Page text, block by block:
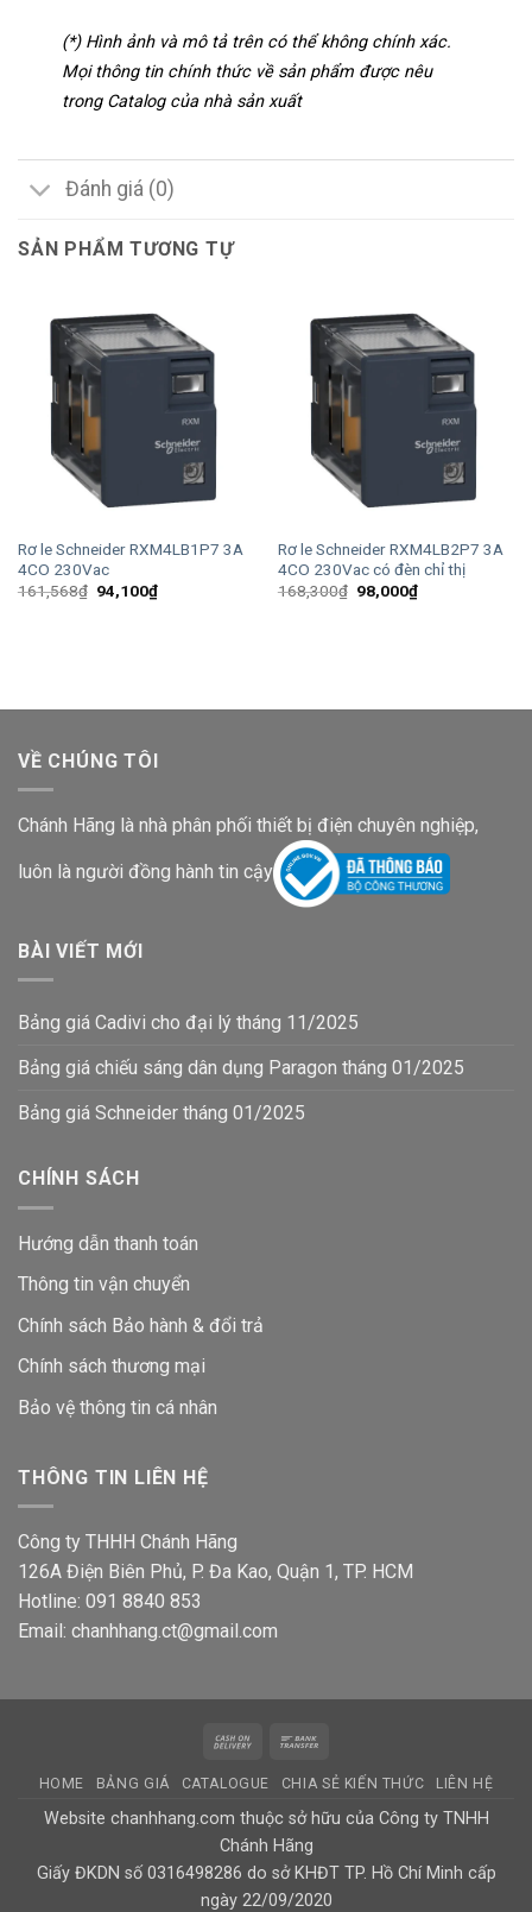
(*) Hình ảnh và mô tả trên có thể không chính xác.
Mọi thông tin chính thức về sản phẩm được nêu
trong Catalog của nhà sản xuất
Đánh giá (0)
SẢN PHẨM TƯƠNG TỰ
Rơ le Schneider RXM4LB1P7 3A
4CO 230Vac
161,568₫ Giá
gốc
94,100₫Giá
hiện
Rơ le Schneider RXM4LB2P7 3A
4CO 230Vac có đèn chỉ thị
168,300₫ Giá
gốc
98,000₫Giá
hiện
VỀ CHÚNG TÔI
Chánh Hãng là nhà phân phối thiết bị điện chuyên nghiệp,
luôn là người đồng hành tin cậy
BÀI VIẾT MỚI
Bảng giá Cadivi cho đại lý tháng 11/2025
Bảng giá chiếu sáng dân dụng Paragon tháng 01/2025
Bảng giá Schneider tháng 01/2025
CHÍNH SÁCH
Hướng dẫn thanh toán
Thông tin vận chuyển
Chính sách Bảo hành & đổi trả
Chính sách thương mại
Bảo vệ thông tin cá nhân
THÔNG TIN LIÊN HỆ
Công ty THHH Chánh Hãng
126A Điện Biên Phủ, P. Đa Kao, Quận 1, TP. HCM
Hotline: 091 8840 853
Email: chanhhang.ct@gmail.com
Cash
Delivery
HOME BẢNG GIÁ CATALOGUE CHIA SẺ KIẾN THỨC LIÊN HỆ
Website chanhhang.com thuộc sở hữu của Công ty TNHH
Chánh Hãng
Giấy ĐKDN số 0316498286 do sở KHĐT TP. Hồ Chí Minh cấp
ngày 22/09/2020